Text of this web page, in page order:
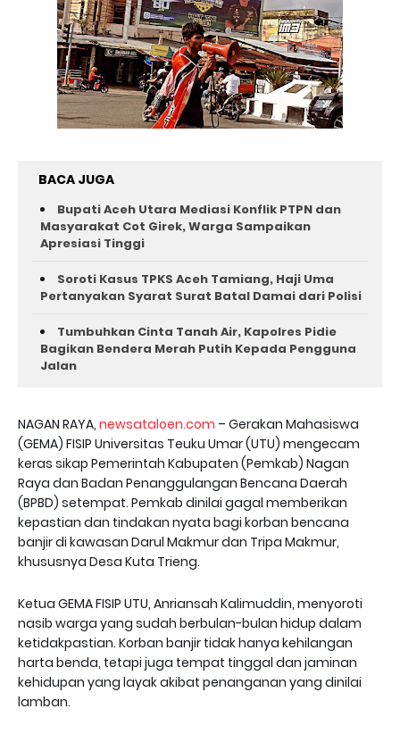
BACA JUGA
Bupati Aceh Utara Mediasi Konflik PTPN dan
Masyarakat Cot Girek, Warga Sampaikan
Apresiasi Tinggi
Soroti Kasus TPKS Aceh Tamiang, Haji Uma
Pertanyakan Syarat Surat Batal Damai dari Polisi
Tumbuhkan Cinta Tanah Air, Kapolres Pidie
Bagikan Bendera Merah Putih Kepada Pengguna
Jalan ‎
NAGAN RAYA, newsataloen.com – Gerakan Mahasiswa
(GEMA) FISIP Universitas Teuku Umar (UTU) mengecam
keras sikap Pemerintah Kabupaten (Pemkab) Nagan
Raya dan Badan Penanggulangan Bencana Daerah
(BPBD) setempat. Pemkab dinilai gagal memberikan
kepastian dan tindakan nyata bagi korban bencana
banjir di kawasan Darul Makmur dan Tripa Makmur,
khususnya Desa Kuta Trieng.
Ketua GEMA FISIP UTU, Anriansah Kalimuddin, menyoroti
nasib warga yang sudah berbulan-bulan hidup dalam
ketidakpastian. Korban banjir tidak hanya kehilangan
harta benda, tetapi juga tempat tinggal dan jaminan
kehidupan yang layak akibat penanganan yang dinilai
lamban.